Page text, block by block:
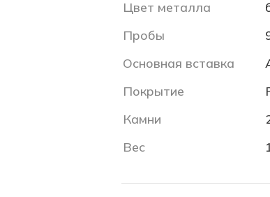
Цвет металла
Пробы
Основная вставка
Покрытие
Камни
Вес